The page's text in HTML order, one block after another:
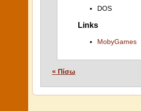
DOS
Links
MobyGames
« Πίσω